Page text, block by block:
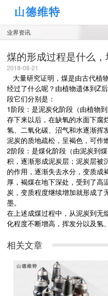
业界资讯
煤的形成过程是什么
2018-08-21
大量研究证明，煤是由古代植
经过了什么呢？由植物遗体到Z
段它们分别是：
1阶段：是泥炭化阶段（由植物
存下来以后，在缺氧的水面下腐
氢、二氧化碳、沼气和水逐渐挥
泥炭的质地疏松，呈褐色，可作
2阶段：是煤化阶段（由泥炭到
积，逐渐形成泥炭层；泥炭层被
的作用，逐渐失去水分，变质成
厚，褐煤在地下深处，受到了高
炭，变质程度继续增加就形成了
墨。
在上述成煤过程中，从泥炭到无
化程度不断增高，挥发分以及氢
相关文章